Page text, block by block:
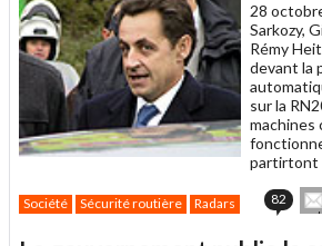
28
Sarkozy,
Rémy
devant la
sur la
machines
partirtont
Société Sécurité routière Radars 82
cet